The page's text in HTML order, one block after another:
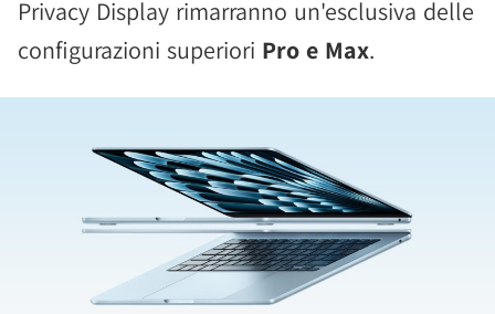
Privacy Display rimarranno un'esclusiva delle
configurazioni superiori Pro e Max.